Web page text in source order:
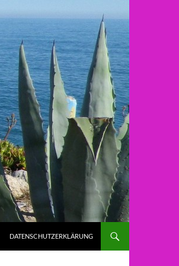
DATENSCHUTZERKLÄRUNG